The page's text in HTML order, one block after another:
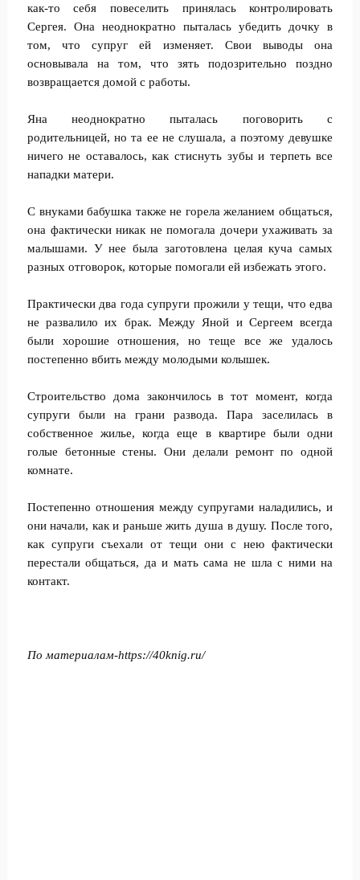
как-то себя повеселить принялась контролировать
Сергея. Она неоднократно пыталась убедить дочку в
том, что супруг ей изменяет. Свои выводы она
основывала на том, что зять подозрительно поздно
возвращается домой с работы.
Яна неоднократно пыталась поговорить с
родительницей, но та ее не слушала, а поэтому девушке
ничего не оставалось, как стиснуть зубы и терпеть все
нападки матери.
С внуками бабушка также не горела желанием общаться,
она фактически никак не помогала дочери ухаживать за
малышами. У нее была заготовлена целая куча самых
разных отговорок, которые помогали ей избежать этого.
Практически два года супруги прожили у тещи, что едва
не развалило их брак. Между Яной и Сергеем всегда
были хорошие отношения, но теще все же удалось
постепенно вбить между молодыми колышек.
Строительство дома закончилось в тот момент, когда
супруги были на грани развода. Пара заселилась в
собственное жилье, когда еще в квартире были одни
голые бетонные стены. Они делали ремонт по одной
комнате.
Постепенно отношения между супругами наладились, и
они начали, как и раньше жить душа в душу. После того,
как супруги съехали от тещи они с нею фактически
перестали общаться, да и мать сама не шла с ними на
контакт.
По материалам-https://40knig.ru/